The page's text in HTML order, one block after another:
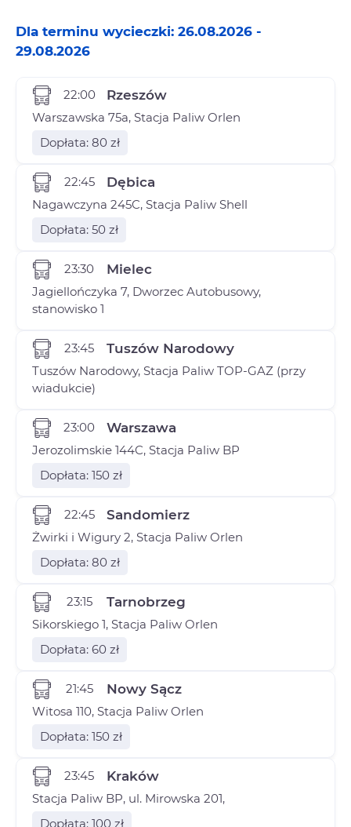
Dla terminu wycieczki: 26.08.2026 -
29.08.2026
22:00 Rzeszów
Warszawska 75a, Stacja Paliw Orlen
Dopłata: 80 zł
22:45 Dębica
Nagawczyna 245C, Stacja Paliw Shell
Dopłata: 50 zł
23:30 Mielec
Jagiellończyka 7, Dworzec Autobusowy,
stanowisko 1
23:45 Tuszów Narodowy
Tuszów Narodowy, Stacja Paliw TOP-GAZ (przy
wiadukcie)
23:00 Warszawa
Jerozolimskie 144C, Stacja Paliw BP
Dopłata: 150 zł
22:45 Sandomierz
Żwirki i Wigury 2, Stacja Paliw Orlen
Dopłata: 80 zł
23:15 Tarnobrzeg
Sikorskiego 1, Stacja Paliw Orlen
Dopłata: 60 zł
21:45 Nowy Sącz
Witosa 110, Stacja Paliw Orlen
Dopłata: 150 zł
23:45 Kraków
Stacja Paliw BP, ul. Mirowska 201,
Dopłata: 100 zł